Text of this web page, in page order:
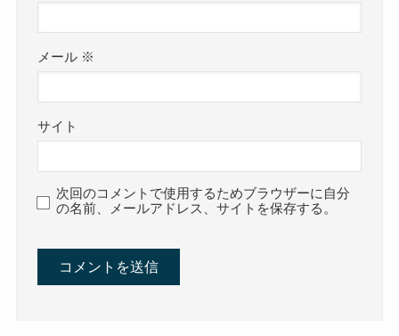
メール ※
サイト
次回のコメントで使用するためブラウザーに自分
の名前、メールアドレス、サイトを保存する。